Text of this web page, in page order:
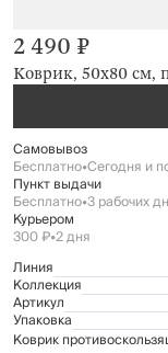
Коврик, 50х80 см,
2 490 ₽
Самовывоз
Бесплатно•Сегодня и
Пункт выдачи
Бесплатно•3 рабочих
Курьером
300 ₽•2 дня
Линия
Коллекция
Артикул
Упаковка
Коврик